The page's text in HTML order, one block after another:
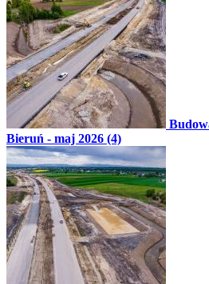
Bieruń - maj 2026 (4)